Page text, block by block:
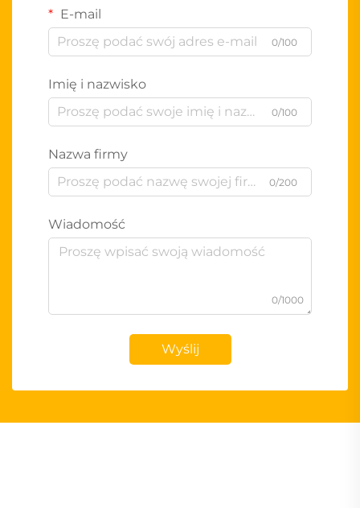
E-mail
0/100
Imię i nazwisko
0/100
Nazwa firmy
0/200
Wiadomość
0/1000
Wyślij